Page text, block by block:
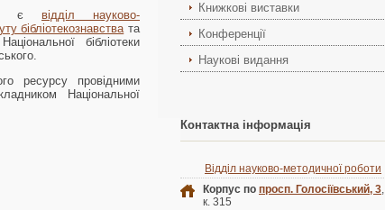
є відділ науково-
бібліотекознавства та
Національної бібліотеки
ресурсу провідними
Національної
Книжкові виставки
Конференції
Наукові видання
Контактна інформація
Відділ науково-методичної роботи
Корпус по просп. Голосіївський, 3,
к. 315